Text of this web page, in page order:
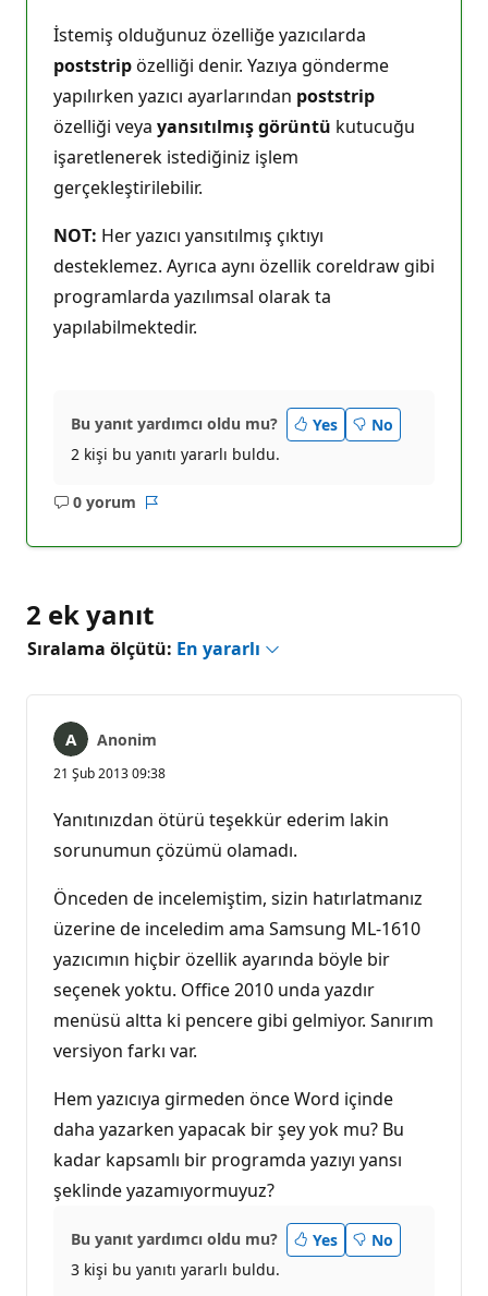
İstemiş olduğunuz özelliğe yazıcılarda
poststripözelliği denir. Yazıya gönderme
yapılırken yazıcı ayarlarından poststrip
özelliği veya yansıtılmış görüntü kutucuğu
işaretlenerek istediğiniz işlem
gerçekleştirilebilir.
NOT: Her yazıcı yansıtılmış çıktıyı
desteklemez. Ayrıca aynı özellik coreldraw gibi
programlarda yazılımsal olarak ta
yapılabilmektedir.
Bu yanıt yardımcı oldu mu? Yes
No
2 kişi bu yanıtı yararlı buldu.
0 yorum
Açıklama
2 ek yanıt
Sıralama ölçütü: En yararlı
Anonim
21 Şub 2013 09:38
Yanıtınızdan ötürü teşekkür ederim lakin
sorunumun çözümü olamadı.
Önceden de incelemiştim, sizin hatırlatmanız
üzerine de inceledim ama Samsung ML-1610
yazıcımın hiçbir özellik ayarında böyle bir
seçenek yoktu. Office 2010 unda yazdır
menüsü altta ki pencere gibi gelmiyor. Sanırım
versiyon farkı var.
Hem yazıcıya girmeden önce Word içinde
daha yazarken yapacak bir şey yok mu? Bu
kadar kapsamlı bir programda yazıyı yansı
şeklinde yazamıyormuyuz?
Bu yanıt yardımcı oldu mu? Yes
No
3 kişi bu yanıtı yararlı buldu.